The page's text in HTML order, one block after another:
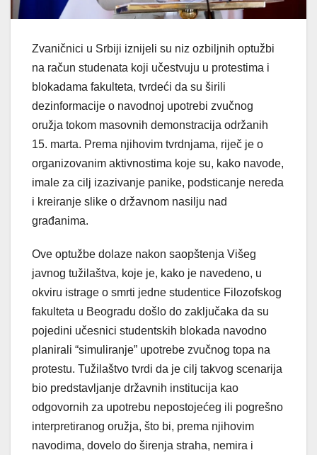
Zvaničnici u Srbiji iznijeli su niz ozbiljnih optužbi
na račun studenata koji učestvuju u protestima i
blokadama fakulteta, tvrdeći da su širili
dezinformacije o navodnoj upotrebi zvučnog
oružja tokom masovnih demonstracija održanih
15. marta. Prema njihovim tvrdnjama, riječ je o
organizovanim aktivnostima koje su, kako navode,
imale za cilj izazivanje panike, podsticanje nereda
i kreiranje slike o državnom nasilju nad
građanima.
Ove optužbe dolaze nakon saopštenja Višeg
javnog tužilaštva, koje je, kako je navedeno, u
okviru istrage o smrti jedne studentice Filozofskog
fakulteta u Beogradu došlo do zaključaka da su
pojedini učesnici studentskih blokada navodno
planirali “simuliranje” upotrebe zvučnog topa na
protestu. Tužilaštvo tvrdi da je cilj takvog scenarija
bio predstavljanje državnih institucija kao
odgovornih za upotrebu nepostojećeg ili pogrešno
interpretiranog oružja, što bi, prema njihovim
navodima, dovelo do širenja straha, nemira i